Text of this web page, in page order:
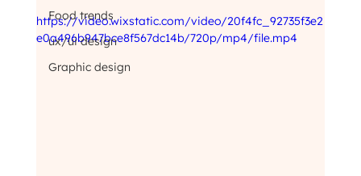
Food trends
ux/ui design
Graphic design
https://video.wixstatic.com/video/20f4fc_92735f3e2
e0a496b947bce8f567dc14b/720p/mp4/file.mp4